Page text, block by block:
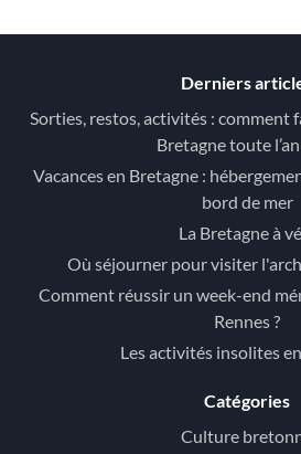
Derniers
Sorties, restos, activités : comment
Bretagne toute
Vacances en Bretagne :
bord de mer
La Bretagne à
Où séjourner pour visiter
Comment réussir un week-end
Rennes ?
Les activités insolites
Catégories
Culture